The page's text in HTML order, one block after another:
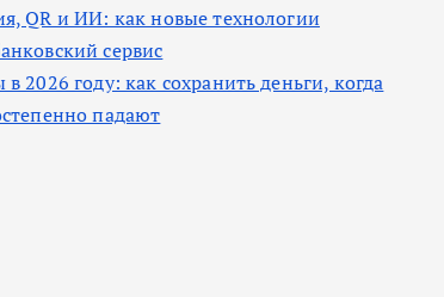
QR и ИИ: как новые технологии
сервис
2026 году: как сохранить деньги, когда
падают